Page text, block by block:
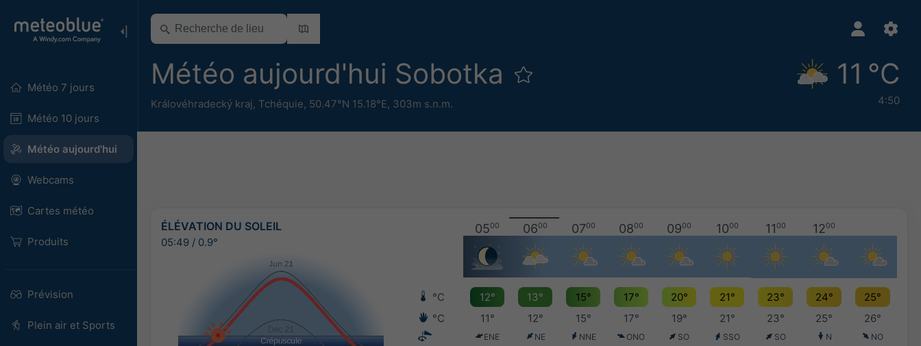
Météo 7 jours
Météo 10 jours
Météo aujourd'hui
Webcams
Cartes météo
Produits
Prévision
Plein air et Sports
Météo aujourd'hui Sobotka
Královéhradecký kraj, Tchéquie, 50.47°N 15.18°E, 303m s.n.m.
11 °C
4:50
ÉLÉVATION DU SOLEIL
05:49 / 0.9°
0500 0600 0700 0800 0900 1000 1100 1200
°C 12° 13° 15° 17° 20° 21° 23° 24°
25°
°C
11° 12° 15° 17° 19° 21° 23° 25° 26°
ENE NE NNE ONO SO SSO SO N NO